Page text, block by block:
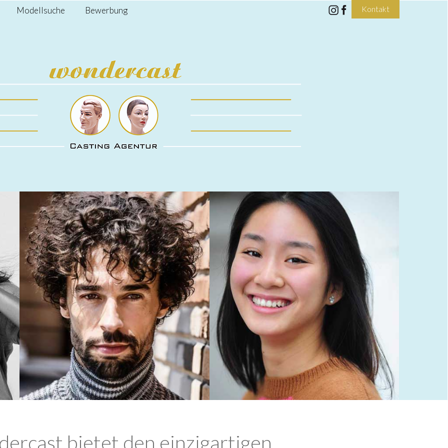
Modellsuche Bewerbung Kontakt
bietet den einzigartigen